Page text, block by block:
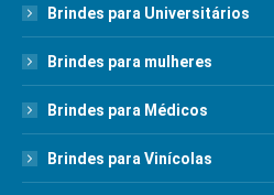
Brindes para Universitários
Brindes para mulheres
Brindes para Médicos
Brindes para Vinícolas